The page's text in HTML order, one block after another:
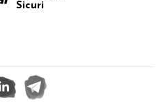
Sicuri